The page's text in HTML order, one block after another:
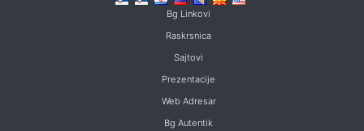
Bg Linkovi
Raskrsnica
Sajtovi
Prezentacije
Web Adresar
Bg Autentik